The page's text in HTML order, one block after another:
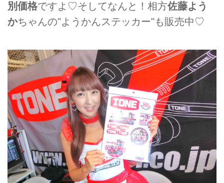
別価格ですよ♡そしてなんと！相方佐藤よう
かちゃんの"ようかんステッカー"も販売中♡